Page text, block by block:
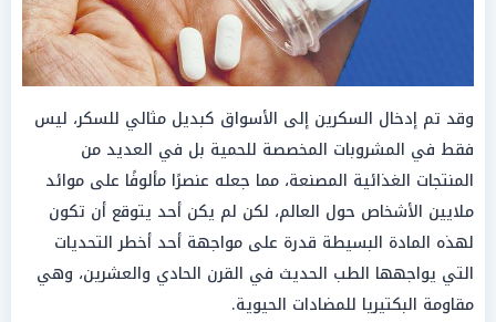
وقد تم إدخال السكرين إلى الأسواق كبديل مثالي للسكر، ليس
فقط في المشروبات المخصصة للحمية بل في العديد من
المنتجات الغذائية المصنعة، مما جعله عنصرًا مألوفًا على موائد
ملايين الأشخاص حول العالم، لكن لم يكن أحد يتوقع أن تكون
لهذه المادة البسيطة قدرة على مواجهة أحد أخطر التحديات
التي يواجهها الطب الحديث في القرن الحادي والعشرين، وهي
مقاومة البكتيريا للمضادات الحيوية.